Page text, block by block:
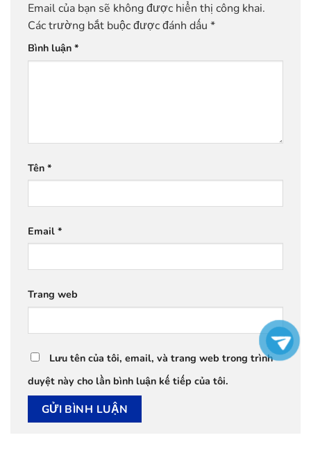
Email của bạn sẽ không được hiển thị công khai.
Các trường bắt buộc được đánh dấu *
Bình luận *
Tên *
Email *
Trang web
Lưu tên của tôi, email, và trang web trong trình
duyệt này cho lần bình luận kế tiếp của tôi.